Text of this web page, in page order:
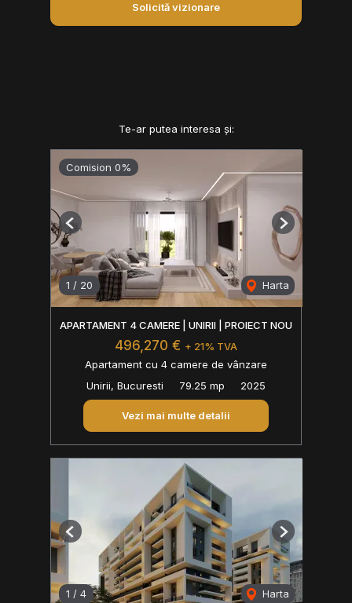
Solicită vizionare
Te-ar putea interesa și:
Comision 0%
1 / 20 Harta
Previous Next
APARTAMENT 4 CAMERE | UNIRII | PROIECT NOU
496,270 € + 21% TVA
Apartament cu 4 camere de vânzare
Unirii, Bucuresti
79.25 mp 2025
Vezi mai multe detalii
1 / 4 Harta
Previous Next